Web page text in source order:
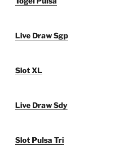
Live Draw Sgp
Slot XL
Live Draw Sdy
Slot Pulsa Tri